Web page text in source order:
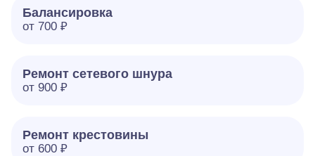
Балансировка
от 700 ₽
Ремонт сетевого шнура
от 900 ₽
Ремонт крестовины
от 600 ₽